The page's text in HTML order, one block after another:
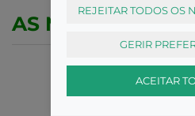
AS MELHORES
REJEITAR TODOS OS
GERIR
ACEITAR